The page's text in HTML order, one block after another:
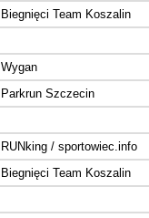
Biegnięci Team Koszalin
Wygan
Parkrun Szczecin
RUNking / sportowiec.info
Biegnięci Team Koszalin